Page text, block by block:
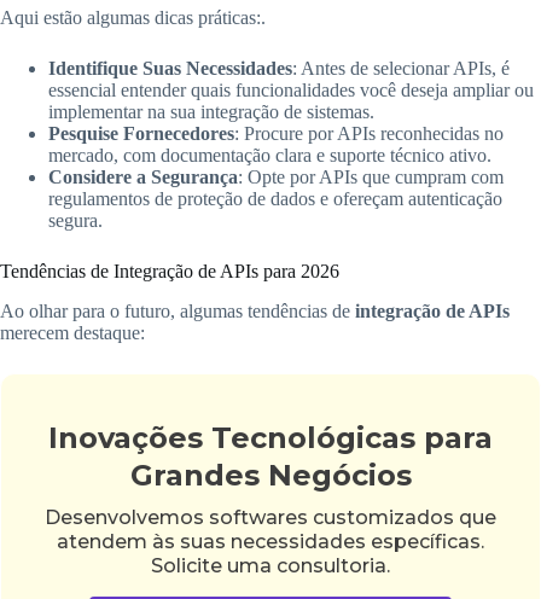
Aqui estão algumas dicas práticas:.
Identifique Suas Necessidades: Antes de selecionar APIs, é
essencial entender quais funcionalidades você deseja ampliar ou
implementar na sua integração de sistemas.
Pesquise Fornecedores: Procure por APIs reconhecidas no
mercado, com documentação clara e suporte técnico ativo.
Considere a Segurança: Opte por APIs que cumpram com
regulamentos de proteção de dados e ofereçam autenticação
segura.
Tendências de Integração de APIs para 2026
Ao olhar para o futuro, algumas tendências de integração de APIs
merecem destaque:
Inovações Tecnológicas para
Grandes Negócios
Desenvolvemos softwares customizados que
atendem às suas necessidades específicas.
Solicite uma consultoria.